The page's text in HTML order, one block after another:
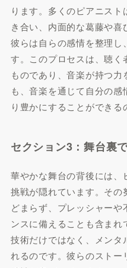
ります。多くのピアニス
き合い、内面的な葛藤や喜
彼らは自らの感情を整理
す。このプロセスは、聴
ものであり、音楽が持つ
も、音楽を通じて自分の
り豊かにすることができる
セクション3：舞台裏
華やかな舞台の背後には、
挑戦が隠れています。その
どまらず、プレッシャー
ンスに備えることも含まれ
技術だけではなく、メンタ
れるのです。彼らのスト